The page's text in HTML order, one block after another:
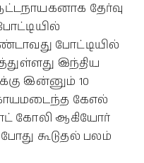
தேர்வு
போட்டியில்
இந்திய
இன்னும் 10
கேஎல்
கோலி ஆகியோர்
கூடுதல் பலம்